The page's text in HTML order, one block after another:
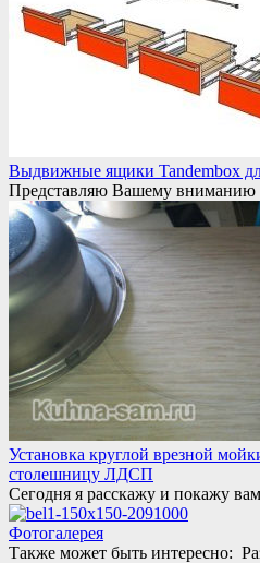
Выдвижные ящики Tandembox
Представляю Вашему
Установка круглой врезной
столешницу ЛДСП
Сегодня я расскажу и покажу
Фотогалерея
Также может быть интересно: